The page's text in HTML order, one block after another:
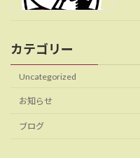
カテゴリー
Uncategorized
お知らせ
ブログ